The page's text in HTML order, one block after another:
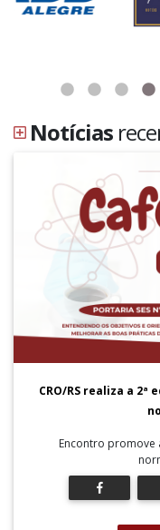
Notícias
CRO/RS realiza a 2ª
Encontro promove